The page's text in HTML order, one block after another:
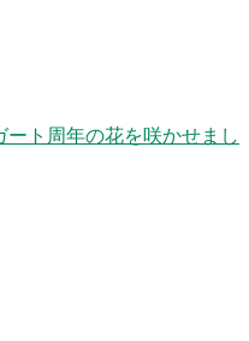
ート周年の花を咲かせまし